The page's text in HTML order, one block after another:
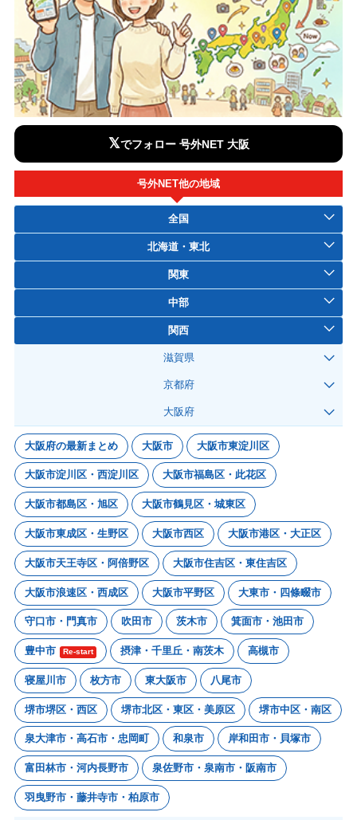
𝕏でフォロー 号外NET 大阪
号外NET他の地域
全国
北海道・東北
関東
中部
関西
滋賀県
京都府
大阪府
大阪府の最新まとめ 大阪市 大阪市東淀川区
大阪市淀川区・西淀川区 大阪市福島区・此花区
大阪市都島区・旭区 大阪市鶴見区・城東区
大阪市東成区・生野区 大阪市西区 大阪市港区・大正区
大阪市天王寺区・阿倍野区 大阪市住吉区・東住吉区
大阪市浪速区・西成区 大阪市平野区 大東市・四條畷市
守口市・門真市 吹田市 茨木市 箕面市・池田市
豊中市 Re-start 摂津・千里丘・南茨木 高槻市
寝屋川市 枚方市 東大阪市 八尾市
堺市堺区・西区 堺市北区・東区・美原区 堺市中区・南区
泉大津市・高石市・忠岡町 和泉市 岸和田市・貝塚市
富田林市・河内長野市 泉佐野市・泉南市・阪南市
羽曳野市・藤井寺市・柏原市